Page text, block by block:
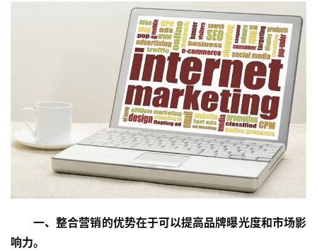
一、整合营销的优势在于可以提高品牌曝光度和市场影
响力。